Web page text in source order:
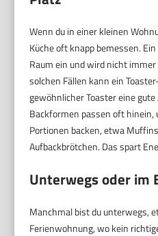
Wenn du in einer kleinen
Küche oft knapp bemessen.
Raum ein und wird nicht
solchen Fällen kann ein
gewöhnlicher Toaster eine
Backformen passen oft
Portionen backen, etwa
Aufbackbrötchen. Das spart
Unterwegs oder im
Manchmal bist du unterwegs,
Ferienwohnung, wo kein